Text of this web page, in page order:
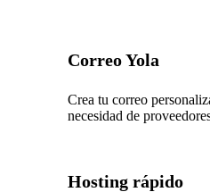
Correo Yola
Crea tu correo
necesidad de
Hosting rápido